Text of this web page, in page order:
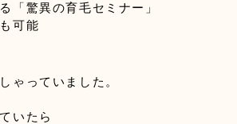
「驚異の育毛セミナー」
可能
ゃっていました。
いたら